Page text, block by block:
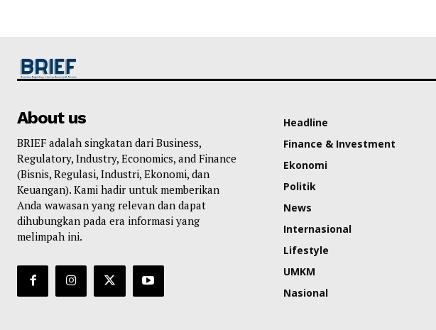
About us
BRIEF adalah singkatan dari Business,
Regulatory, Industry, Economics, and Finance
(Bisnis, Regulasi, Industri, Ekonomi, dan
Keuangan). Kami hadir untuk memberikan
Anda wawasan yang relevan dan dapat
dihubungkan pada era informasi yang
melimpah ini.
Headline
Finance & Investment
Ekonomi
Politik
News
Internasional
Lifestyle
UMKM
Nasional